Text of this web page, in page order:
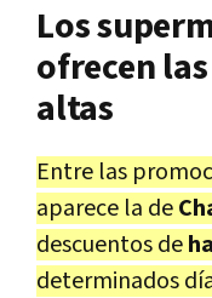
Los
ofrecen
altas
Entre las
aparece la de
descuentos de
determinados